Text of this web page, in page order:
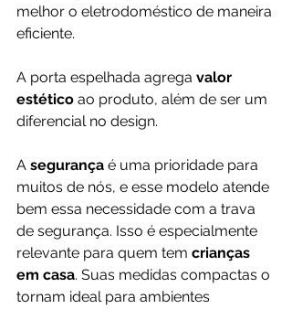
melhor o eletrodoméstico de maneira
eficiente.
A porta espelhada agrega valor
estético ao produto, além de ser um
diferencial no design.
A segurança é uma prioridade para
muitos de nós, e esse modelo atende
bem essa necessidade com a trava
de segurança. Isso é especialmente
relevante para quem tem crianças
em casa. Suas medidas compactas o
tornam ideal para ambientes